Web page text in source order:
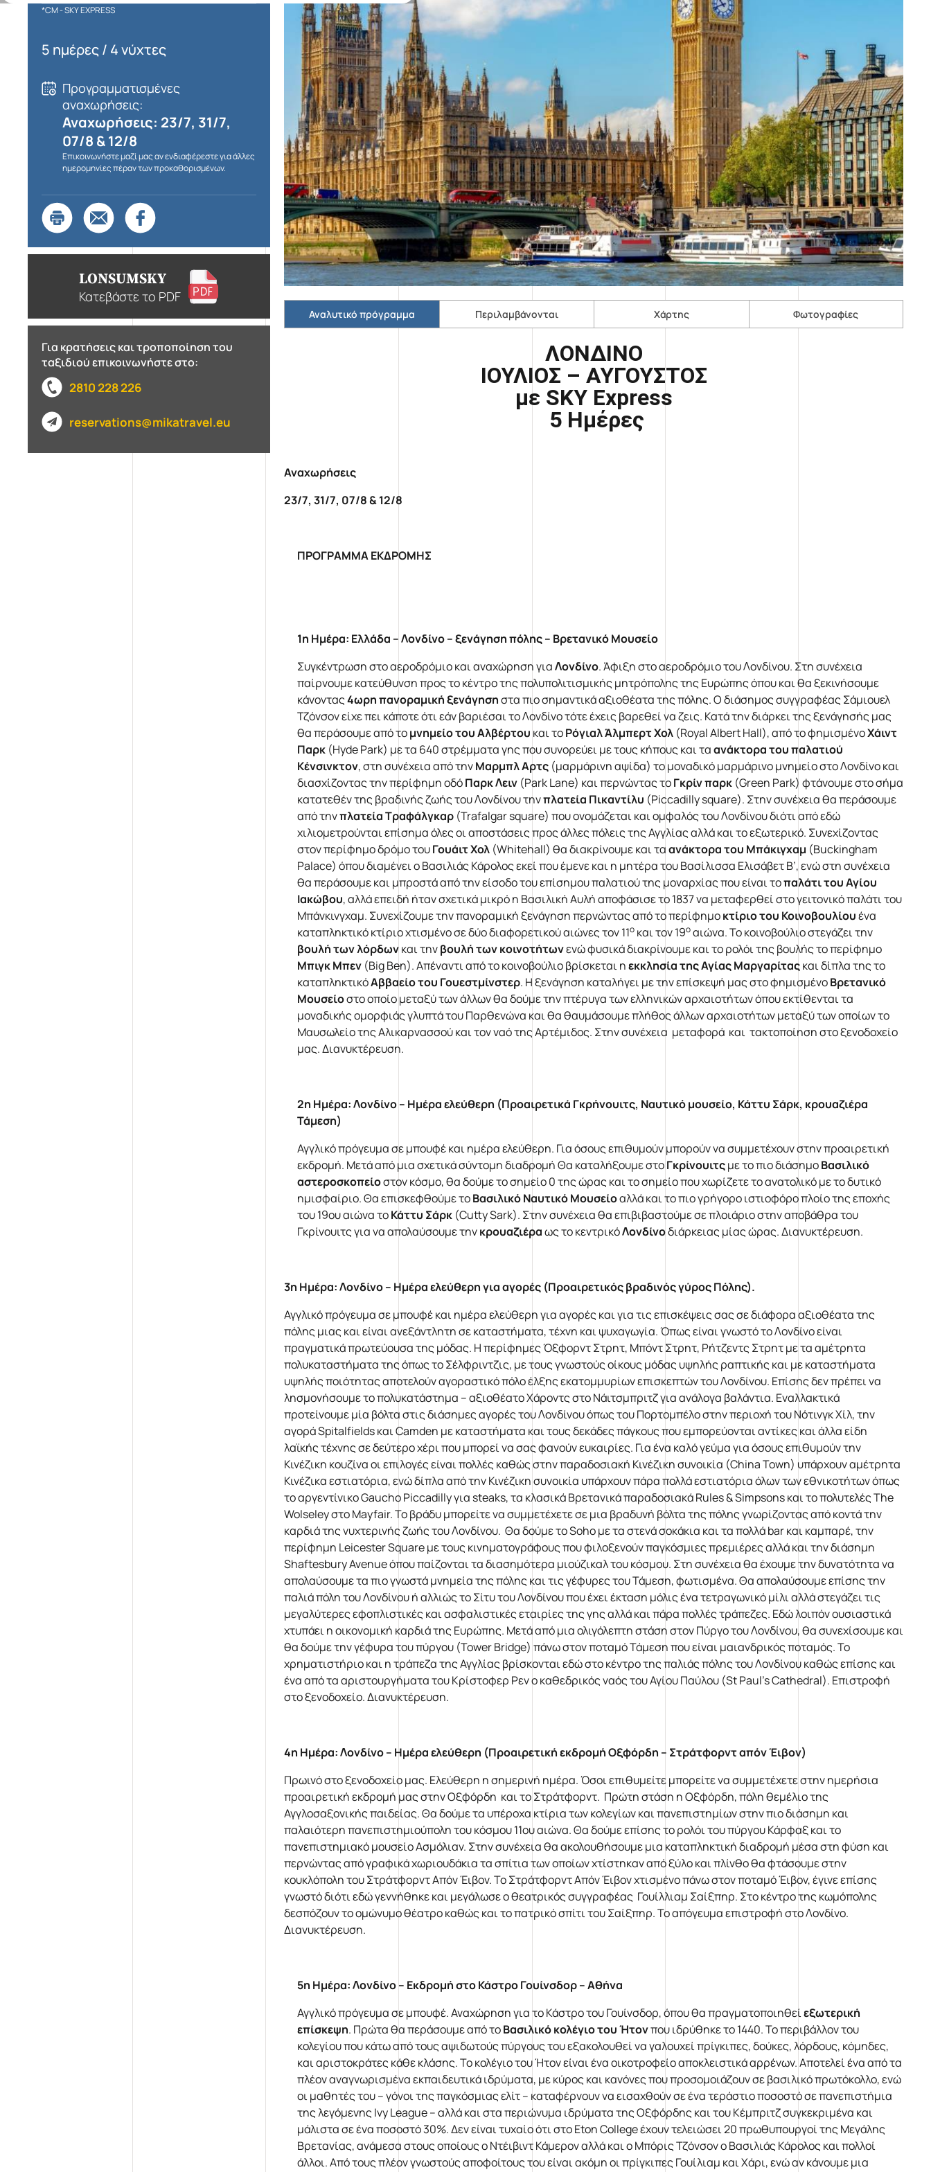
Φθινόπωρο 2026
Mika's Exclusive
Groups
*CM - SKY EXPRESS
5 ημέρες / 4 νύχτες
Προγραμματισμένες
αναχωρήσεις:
Αναχωρήσεις: 23/7, 31/7,
07/8 & 12/8
Επικοινωνήστε μαζί μας αν ενδιαφέρεστε για άλλες
ημερομηνίες πέραν των προκαθορισμένων.
LONSUMSKY
Κατεβάστε το PDF
Για κρατήσεις και τροποποίηση του
ταξιδιού επικοινωνήστε στο:
2810 228 226
reservations@mikatravel.eu
Αναλυτικό πρόγραμμα Περιλαμβάνονται Χάρτης Φωτογραφίες
ΛΟΝΔΙΝΟ
ΙΟΥΛΙΟΣ – ΑΥΓΟΥΣΤΟΣ
με SKY Express
5 Ημέρες
Αναχωρήσεις
23/7, 31/7, 07/8 & 12/8
ΠΡΟΓΡΑΜΜΑ ΕΚΔΡΟΜΗΣ
1η Ημέρα: Ελλάδα – Λονδίνο – ξενάγηση πόλης – Βρετανικό Μουσείο
Συγκέντρωση στο αεροδρόμιο και αναχώρηση γιαΛονδίνο. Άφιξη στο αεροδρόμιο του Λονδίνου. Στη συνέχεια
παίρνουμε κατεύθυνση προς το κέντρο της πολυπολιτισμικής μητρόπολης της Ευρώπης όπου και θα ξεκινήσουμε
κάνοντας4ωρη πανοραμική ξενάγησηστα πιο σημαντικά αξιοθέατα της πόλης. Ο διάσημος συγγραφέας Σάμιουελ
Τζόνσον είχε πει κάποτε ότι εάν βαριέσαι το Λονδίνο τότε έχεις βαρεθεί να ζεις. Κατά την διάρκει της ξενάγησής μας
θα περάσουμε από τομνημείο του Αλβέρτου και τοΡόγιαλ Άλμπερτ Χολ(Royal Albert Hall), από το φημισμένοΧάιντ
Παρκ(Hyde Park) με τα 640 στρέμματα γης που συνορεύει με τους κήπους και ταανάκτορα του παλατιού
Κένσινκτον, στη συνέχεια από τηνΜαρμπλ Αρτς(μαρμάρινη αψίδα) το μοναδικό μαρμάρινο μνημείο στο Λονδίνο και
διασχίζοντας την περίφημη οδόΠαρκ Λειν(Park Lane) και περνώντας τοΓκρίν παρκ(Green Park) φτάνουμε στο σήμα
κατατεθέν της βραδινής ζωής του Λονδίνου τηνπλατεία Πικαντίλυ (Piccadilly square). Στην συνέχεια θα περάσουμε
από τηνπλατεία Τραφάλγκαρ(Trafalgar square) που ονομάζεται και ομφαλός του Λονδίνου διότι από εδώ
χιλιομετρούνται επίσημα όλες οι αποστάσεις προς άλλες πόλεις της Αγγλίας αλλά και το εξωτερικό. Συνεχίζοντας
στον περίφημο δρόμο τουΓουάιτ Χολ(Whitehall) θα διακρίνουμε και ταανάκτορα του Μπάκιγχαμ (Buckingham
Palace) όπου διαμένει ο Βασιλιάς Κάρολος εκεί που έμενε και η μητέρα του Βασίλισσα Ελισάβετ Β’, ενώ στη συνέχεια
θα περάσουμε και μπροστά από την είσοδο του επίσημου παλατιού της μοναρχίας που είναι τοπαλάτι του Αγίου
Ιακώβου, αλλά επειδή ήταν σχετικά μικρό η Βασιλική Αυλή αποφάσισε το 1837 να μεταφερθεί στο γειτονικό παλάτι του
Μπάνκινγχαμ. Συνεχίζουμε την πανοραμική ξενάγηση περνώντας από το περίφημοκτίριο του Κοινοβουλίουένα
καταπληκτικό κτίριο χτισμένο σε δύο διαφορετικού αιώνες τον 11οκαι τον 19οαιώνα. Το κοινοβούλιο στεγάζει την
βουλή των λόρδωνκαι τηνβουλή των κοινοτήτωνενώ φυσικά διακρίνουμε και το ρολόι της βουλής το περίφημο
Μπιγκ Μπεν(Big Ben). Απέναντι από το κοινοβούλιο βρίσκεται ηεκκλησία της Αγίας Μαργαρίταςκαι δίπλα της το
καταπληκτικόΑββαείο του Γουεστμίνστερ. Η ξενάγηση καταλήγει με την επίσκεψή μας στο φημισμένοΒρετανικό
Μουσείοστο οποίο μεταξύ των άλλων θα δούμε την πτέρυγα των ελληνικών αρχαιοτήτων όπου εκτίθενται τα
μοναδικής ομορφιάς γλυπτά του Παρθενώνα και θα θαυμάσουμε πλήθος άλλων αρχαιοτήτων μεταξύ των οποίων το
Μαυσωλείο της Αλικαρνασσού και τον ναό της Αρτέμιδος. Στην συνέχεια μεταφορά και τακτοποίηση στο ξενοδοχείο
μας. Διανυκτέρευση.
2η Ημέρα:Λονδίνο – Ημέρα ελεύθερη (Προαιρετικά Γκρήνουιτς, Ναυτικό μουσείο, Κάττυ Σάρκ, κρουαζιέρα
Τάμεση)
Αγγλικό πρόγευμα σε μπουφέ και ημέρα ελεύθερη. Για όσους επιθυμούν μπορούν να συμμετέχουν στην προαιρετική
εκδρομή. Μετά από μια σχετικά σύντομη διαδρομή Θα καταλήξουμε στοΓκρίνουιτςμε το πιο διάσημοΒασιλικό
αστεροσκοπείοστον κόσμο, θα δούμε το σημείο 0 της ώρας και το σημείο που χωρίζετε το ανατολικό με το δυτικό
ημισφαίριο. Θα επισκεφθούμε τοΒασιλικό Ναυτικό Μουσείοαλλά και το πιο γρήγορο ιστιοφόρο πλοίο της εποχής
του 19ου αιώνα τοΚάττυ Σάρκ(Cutty Sark). Στην συνέχεια θα επιβιβαστούμε σε πλοιάριο στην αποβάθρα του
Γκρίνουιτς για να απολαύσουμε τηνκρουαζιέραως το κεντρικόΛονδίνοδιάρκειας μίας ώρας. Διανυκτέρευση.
3η Ημέρα:Λονδίνο – Ημέρα ελεύθερη για αγορές (Προαιρετικός βραδινός γύρος Πόλης).
Αγγλικό πρόγευμα σε μπουφέ και ημέρα ελεύθερη για αγορές και για τις επισκέψεις σας σε διάφορα αξιοθέατα της
πόλης μιας και είναι ανεξάντλητη σε καταστήματα, τέχνη και ψυχαγωγία. Όπως είναι γνωστό το Λονδίνο είναι
πραγματικά πρωτεύουσα της μόδας. Η περίφημες Όξφορντ Στρητ, Μπόντ Στρητ, Ρήτζεντς Στρητ με τα αμέτρητα
πολυκαταστήματα της όπως το Σέλφριντζις, με τους γνωστούς οίκους μόδας υψηλής ραπτικής και με καταστήματα
υψηλής ποιότητας αποτελούν αγοραστικό πόλο έλξης εκατομμυρίων επισκεπτών του Λονδίνου. Επίσης δεν πρέπει να
λησμονήσουμε το πολυκατάστημα – αξιοθέατο Χάροντς στο Νάιτσμπριτζ για ανάλογα βαλάντια. Εναλλακτικά
προτείνουμε μία βόλτα στις διάσημες αγορές του Λονδίνου όπως του Πορτομπέλο στην περιοχή του Νότινγκ Χίλ, την
αγορά Spitalfields και Camden με καταστήματα και τους δεκάδες πάγκους που εμπορεύονται αντίκες και άλλα είδη
λαϊκής τέχνης σε δεύτερο χέρι που μπορεί να σας φανούν ευκαιρίες. Για ένα καλό γεύμα για όσους επιθυμούν την
Κινέζικη κουζίνα οι επιλογές είναι πολλές καθώς στην παραδοσιακή Κινέζικη συνοικία (China Town) υπάρχουν αμέτρητα
Κινέζικα εστιατόρια, ενώ δίπλα από την Κινέζικη συνοικία υπάρχουν πάρα πολλά εστιατόρια όλων των εθνικοτήτων όπως
το αργεντίνικο Gaucho Piccadilly για steaks, τα κλασικά Βρετανικά παραδοσιακά Rules & Simpsons και το πολυτελές The
Wolseley στο Mayfair. Το βράδυ μπορείτε να συμμετέχετε σε μια βραδυνή βόλτα της πόλης γνωρίζοντας από κοντά την
καρδιά της νυχτερινής ζωής του Λονδίνου. Θα δούμε το Soho με τα στενά σοκάκια και τα πολλά bar και καμπαρέ, την
περίφημη Leicester Square με τους κινηματογράφους που φιλοξενούν παγκόσμιες πρεμιέρες αλλά και την διάσημη
Shaftesbury Avenue όπου παίζονται τα διασημότερα μιούζικαλ του κόσμου. Στη συνέχεια θα έχουμε την δυνατότητα να
απολαύσουμε τα πιο γνωστά μνημεία της πόλης και τις γέφυρες του Τάμεση, φωτισμένα. Θα απολαύσουμε επίσης την
παλιά πόλη του Λονδίνου ή αλλιώς το Σίτυ του Λονδίνου που έχει έκταση μόλις ένα τετραγωνικό μίλι αλλά στεγάζει τις
μεγαλύτερες εφοπλιστικές και ασφαλιστικές εταιρίες της γης αλλά και πάρα πολλές τράπεζες. Εδώ λοιπόν ουσιαστικά
χτυπάει η οικονομική καρδιά της Ευρώπης. Μετά από μια ολιγόλεπτη στάση στον Πύργο του Λονδίνου, θα συνεχίσουμε και
θα δούμε την γέφυρα του πύργου (Tower Bridge) πάνω στον ποταμό Τάμεση που είναι μαιανδρικός ποταμός. Το
χρηματιστήριο και η τράπεζα της Αγγλίας βρίσκονται εδώ στο κέντρο της παλιάς πόλης του Λονδίνου καθώς επίσης και
ένα από τα αριστουργήματα του Κρίστοφερ Ρεν ο καθεδρικός ναός του Αγίου Παύλου (St Paul’s Cathedral). Επιστροφή
στο ξενοδοχείο. Διανυκτέρευση.
4η Ημέρα:Λονδίνο – Ημέρα ελεύθερη (Προαιρετική εκδρομή Οξφόρδη – Στράτφορντ απόν Έιβον)
Πρωινό στο ξενοδοχείο μας. Ελεύθερη η σημερινή ημέρα. Όσοι επιθυμείτε μπορείτε να συμμετέχετε στην ημερήσια
προαιρετική εκδρομή μας στην Οξφόρδη και το Στράτφορντ. Πρώτη στάση η Οξφόρδη, πόλη θεμέλιο της
Αγγλοσαξονικής παιδείας. Θα δούμε τα υπέροχα κτίρια των κολεγίων και πανεπιστημίων στην πιο διάσημη και
παλαιότερη πανεπιστημιούπολη του κόσμου 11ου αιώνα. Θα δούμε επίσης το ρολόι του πύργου Κάρφαξ και το
πανεπιστημιακό μουσείο Ασμόλιαν. Στην συνέχεια θα ακολουθήσουμε μια καταπληκτική διαδρομή μέσα στη φύση και
περνώντας από γραφικά χωριουδάκια τα σπίτια των οποίων χτίστηκαν από ξύλο και πλίνθο θα φτάσουμε στην
κουκλόπολη του Στράτφορντ Απόν Έιβον. Το Στράτφορντ Απόν Έιβον χτισμένο πάνω στον ποταμό Έιβον, έγινε επίσης
γνωστό διότι εδώ γεννήθηκε και μεγάλωσε ο θεατρικός συγγραφέας Γουίλλιαμ Σαίξπηρ. Στο κέντρο της κωμόπολης
δεσπόζουν το ομώνυμο θέατρο καθώς και το πατρικό σπίτι του Σαίξπηρ. Το απόγευμα επιστροφή στο Λονδίνο.
Διανυκτέρευση.
5η Ημέρα:Λονδίνο – Εκδρομή στο Κάστρο Γουίνσδορ – Αθήνα
Αγγλικό πρόγευμα σε μπουφέ. Αναχώρηση για το Κάστρο του Γουίνσδορ, όπου θα πραγματοποιηθείεξωτερική
επίσκεψη. Πρώτα θα περάσουμε από τοΒασιλικό κολέγιο του Ήτονπου ιδρύθηκε το 1440. Το περιβάλλον του
κολεγίου που κάτω από τους αψιδωτούς πύργους του εξακολουθεί να γαλουχεί πρίγκιπες, δούκες, λόρδους, κόμηδες,
και αριστοκράτες κάθε κλάσης. Το κολέγιο του Ήτον είναι ένα οικοτροφείο αποκλειστικά αρρένων. Αποτελεί ένα από τα
πλέον αναγνωρισμένα εκπαιδευτικά ιδρύματα, με κύρος και κανόνες που προσομοιάζουν σε βασιλικό πρωτόκολλο, ενώ
οι μαθητές του – γόνοι της παγκόσμιας ελίτ – καταφέρνουν να εισαχθούν σε ένα τεράστιο ποσοστό σε πανεπιστήμια
της λεγόμενης Ivy League – αλλά και στα περιώνυμα ιδρύματα της Οξφόρδης και του Κέμπριτζ συγκεκριμένα και
μάλιστα σε ένα ποσοστό 30%. Δεν είναι τυχαίο ότι στο Eton College έχουν τελειώσει 20 πρωθυπουργοί της Μεγάλης
Βρετανίας, ανάμεσα στους οποίους ο Ντέιβιντ Κάμερον αλλά και ο Μπόρις Τζόνσον ο Βασιλιάς Κάρολος και πολλοί
άλλοι. Από τους πλέον γνωστούς αποφοίτους του είναι ακόμη οι πρίγκιπες Γουίλιαμ και Χάρι, ενώ αν κάνουμε μια